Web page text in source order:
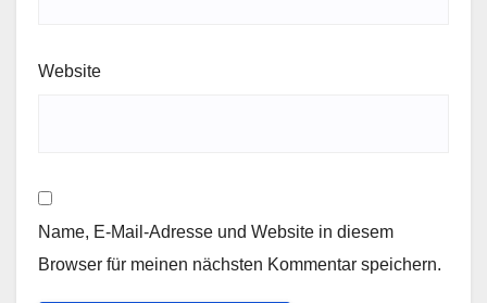
Website
Name, E-Mail-Adresse und Website in diesem
Browser für meinen nächsten Kommentar speichern.